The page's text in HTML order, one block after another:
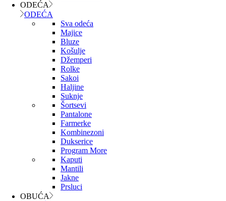
ODEĆA
ODEĆA
Sva odeća
Majice
Bluze
Košulje
Džemperi
Rolke
Sakoi
Haljine
Suknje
Šortsevi
Pantalone
Farmerke
Kombinezoni
Dukserice
Program More
Kaputi
Mantili
Jakne
Prsluci
OBUĆA